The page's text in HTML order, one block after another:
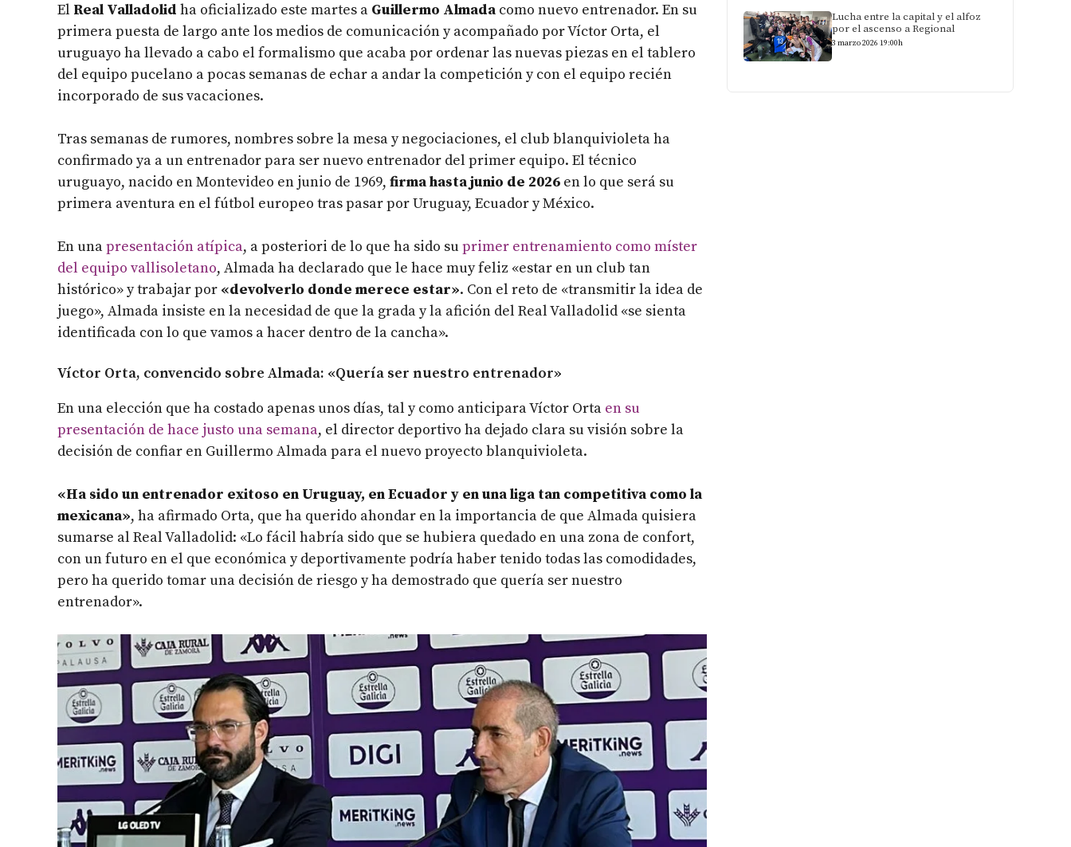
El Real Valladolid ha oficializado este martes a Guillermo Almada como nuevo entrenador. En su
primera puesta de largo ante los medios de comunicación y acompañado por Víctor Orta, el
uruguayo ha llevado a cabo el formalismo que acaba por ordenar las nuevas piezas en el tablero
del equipo pucelano a pocas semanas de echar a andar la competición y con el equipo recién
incorporado de sus vacaciones.
Tras semanas de rumores, nombres sobre la mesa y negociaciones, el club blanquivioleta ha
confirmado ya a un entrenador para ser nuevo entrenador del primer equipo. El técnico
uruguayo, nacido en Montevideo en junio de 1969, firma hasta junio de 2026 en lo que será su
primera aventura en el fútbol europeo tras pasar por Uruguay, Ecuador y México.
En unapresentación atípica, a posteriori de lo que ha sido suprimer entrenamiento como míster
del equipo vallisoletano, Almada ha declarado que le hace muy feliz «estar en un club tan
histórico» y trabajar por «devolverlo donde merece estar». Con el reto de «transmitir la idea de
juego», Almada insiste en la necesidad de que la grada y la afición del Real Valladolid «se sienta
identificada con lo que vamos a hacer dentro de la cancha».
Víctor Orta, convencido sobre Almada: «Quería ser nuestro entrenador»
En una elección que ha costado apenas unos días, tal y como anticipara Víctor Orta en su
presentación de hace justo una semana, el director deportivo ha dejado clara su visión sobre la
decisión de confiar en Guillermo Almada para el nuevo proyecto blanquivioleta.
«Ha sido un entrenador exitoso en Uruguay, en Ecuador y en una liga tan competitiva como la
mexicana», ha afirmado Orta, que ha querido ahondar en la importancia de que Almada quisiera
sumarse al Real Valladolid: «Lo fácil habría sido que se hubiera quedado en una zona de confort,
con un futuro en el que económica y deportivamente podría haber tenido todas las comodidades,
pero ha querido tomar una decisión de riesgo y ha demostrado que quería ser nuestro
entrenador».
Lucha entre la capital y el alfoz
por el ascenso a Regional
3 marzo 2026 19:00h